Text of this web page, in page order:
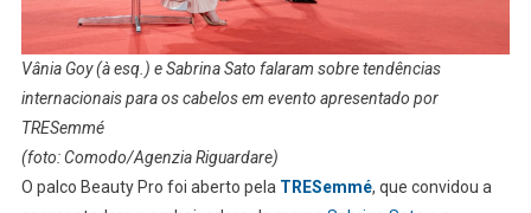
Vânia Goy (à esq.) e Sabrina Sato falaram sobre tendências
internacionais para os cabelos em evento apresentado por
TRESemmé
(foto: Comodo/Agenzia Riguardare)
O palco Beauty Pro foi aberto pela TRESemmé, que convidou a